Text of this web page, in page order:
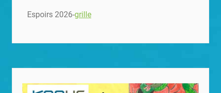
Espoirs 2026-grille